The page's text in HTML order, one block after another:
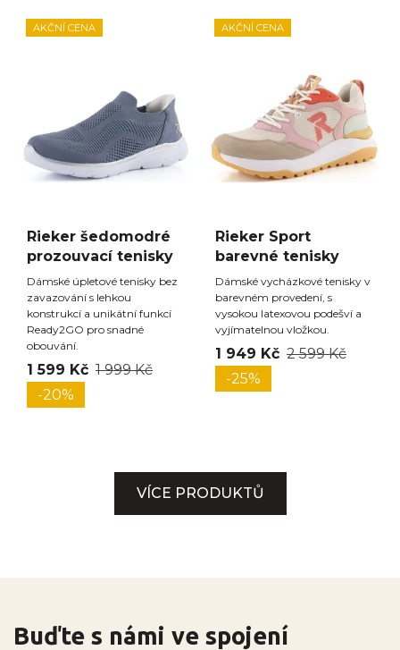
AKČNÍ CENA
Rieker šedomodré
prozouvací tenisky
Dámské úpletové tenisky bez
zavazování s lehkou
konstrukcí a unikátní funkcí
Ready2GO pro snadné
obouvání.
1 599 Kč 1 999 Kč
-20%
AKČNÍ CENA
Rieker Sport
barevné tenisky
Dámské vycházkové tenisky v
barevném provedení, s
vysokou latexovou podešví a
vyjímatelnou vložkou.
1 949 Kč 2 599 Kč
-25%
VÍCE PRODUKTŮ
Buďte s námi ve spojení